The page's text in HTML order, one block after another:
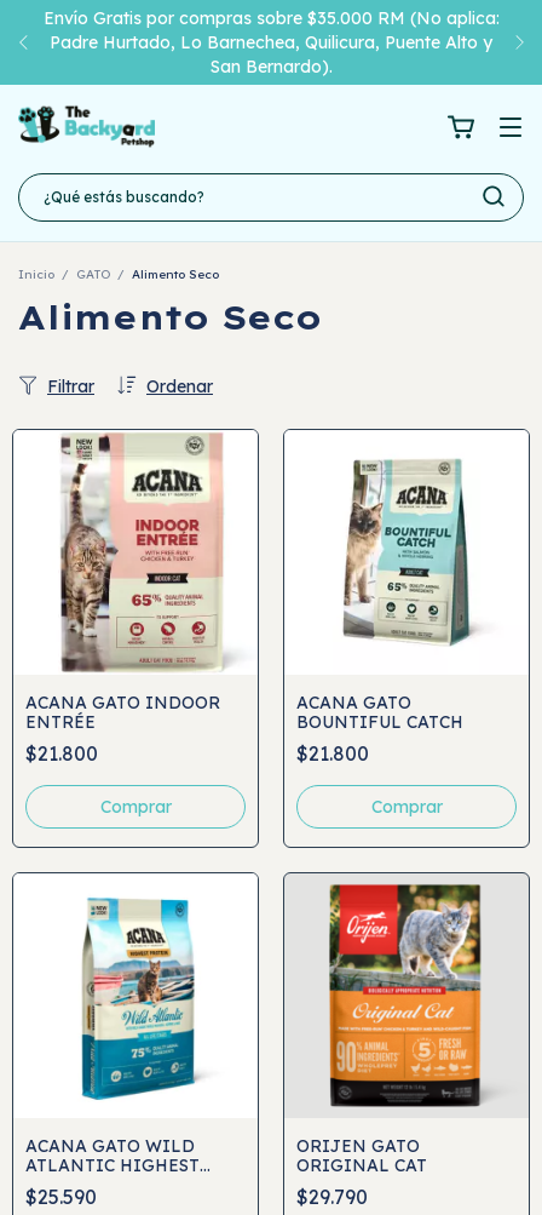
Compra antes de las 11:00am y recibe el mismo día 🎉
(Sólo RM)
Inicio / GATO / Alimento Seco
Alimento Seco
Ordenar
Filtrar
ACANA GATO INDOOR
ENTRÉE
$21.800
Comprar
ACANA GATO
BOUNTIFUL CATCH
$21.800
Comprar
ACANA GATO WILD
ATLANTIC HIGHEST
PROTEIN
$25.590
ORIJEN GATO
ORIGINAL CAT
$29.790